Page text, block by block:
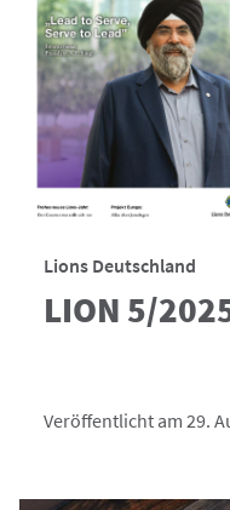
Lions Deutschland
LION 5/
Veröffentlicht am 29.